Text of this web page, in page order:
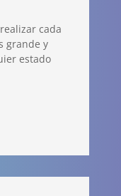
cada
grande y
estado